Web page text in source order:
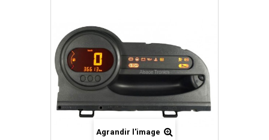
Agrandir l'image